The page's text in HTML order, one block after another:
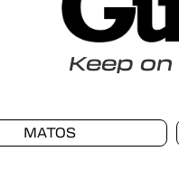
Keepon
MATOS